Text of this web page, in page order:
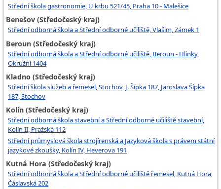
Střední škola gastronomie, U krbu 521/45, Praha 10 - Malešice
Benešov (Středočeský kraj)
Střední odborná škola a Střední odborné učiliště, Vlašim, Zámek 1
Beroun (Středočeský kraj)
Střední odborná škola a Střední odborné učiliště, Beroun - Hlinky,
Okružní 1404
Kladno (Středočeský kraj)
Střední škola služeb a řemesel, Stochov, J. Šípka 187, Jaroslava Šípka
187, Stochov
Kolín (Středočeský kraj)
Střední odborná škola stavební a Střední odborné učiliště stavební,
Kolín II, Pražská 112
Střední průmyslová škola strojírenská a Jazyková škola s právem státní
jazykové zkoušky, Kolín IV, Heverova 191
Kutná Hora (Středočeský kraj)
Střední odborná škola a Střední odborné učiliště řemesel, Kutná Hora,
Čáslavská 202